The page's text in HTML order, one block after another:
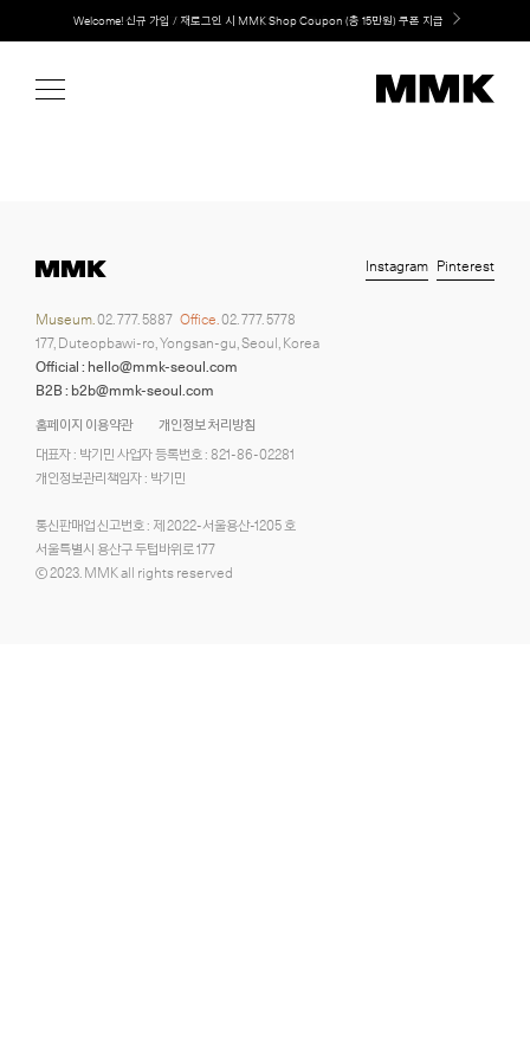
content
Welcome! 신규 가입 / 재로그인 시 MMK Shop Coupon (총 15만원) 쿠폰 지급
홈페이지 이용약관
개인정보 처리방침
대표자 : 박기민 사업자 등록번호 : 821-86-02281
개인정보관리책임자 : 박기민
통신판매업 신고번호 : 제 2022-서울용산-1205 호
서울특별시 용산구 두텁바위로 177
ⓒ 2023. MMK all rights reserved
Museum.02. 777. 5887 Office.02. 777. 5778
177, Duteopbawi-ro, Yongsan-gu, Seoul, Korea
Official : hello@mmk-seoul.com
B2B : b2b@mmk-seoul.com
Instagram Pinterest